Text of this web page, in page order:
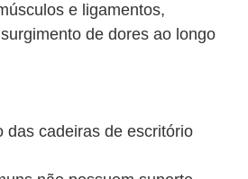
e ligamentos,
de dores ao longo
das cadeiras de escritório